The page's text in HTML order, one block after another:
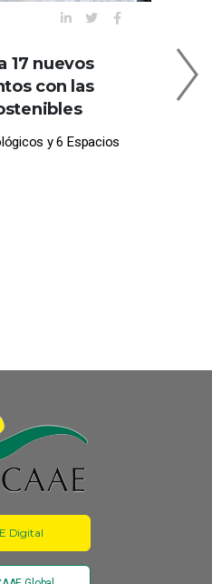
17 nuevos
con las
y 6 Espacios
Digital